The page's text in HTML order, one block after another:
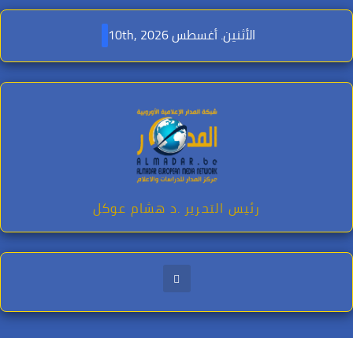
Skip
content
الأثنين. أغسطس 10th, 2026
رئيس التحرير .د هشام عوكل